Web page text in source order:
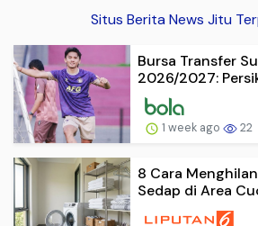
Situs Berita News Jitu
Bursa Transfer
2026/2027:
1 week ago 22
8 Cara
Sedap di Area